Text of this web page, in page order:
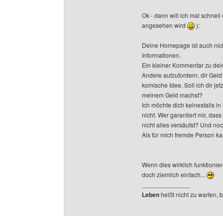
Ok - dann will ich mal
angesehen wird
):
Deine Homepage ist auch
Informationen.
Ein kleiner Kommentar zu
Andere aufzufordern, dir
komische Idee. Soll ich dir
meinem Geld machst?
Ich möchte dich keinesfalls
nicht. Wer garantiert mir,
nicht alles versäufst? Und
Als für mich fremde Person
Wenn dies wirklich
doch ziemlich einfach...
Lebenheißt nicht zu warten,